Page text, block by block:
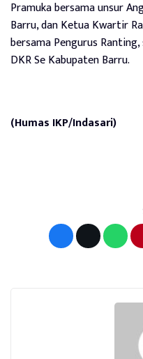
Pramuka bersama unsur
Barru, dan Ketua Kwartir
bersama Pengurus
DKR Se Kabupaten Barru.
(Humas IKP/Indasari)